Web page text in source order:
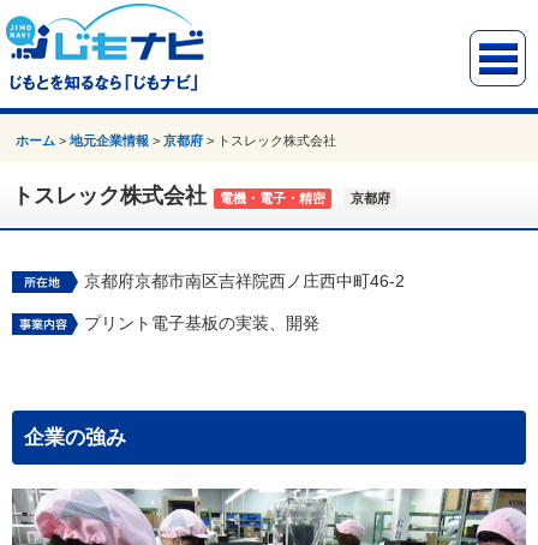
ホーム >地元企業情報 >京都府 > トスレック株式会社
トスレック株式会社 電機・電子・精密 京都府
京都府京都市南区吉祥院西ノ庄西中町46-2
プリント電子基板の実装、開発
企業の強み